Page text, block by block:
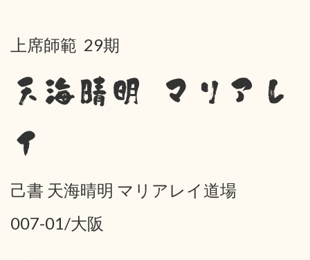
上席師範 29期
天海晴明 マリアレ
イ
己書 天海晴明 マリアレイ道場
007-01/大阪